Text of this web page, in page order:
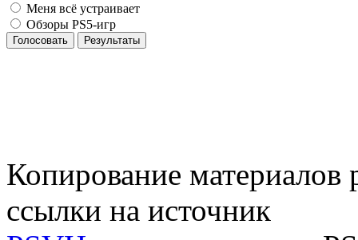
Меня всё устраивает
Обзоры PS5-игр
Голосовать Результаты
Копирование материалов
ссылки на источник